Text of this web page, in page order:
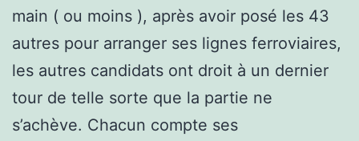
main ( ou moins ), après avoir posé les 43
autres pour arranger ses lignes ferroviaires,
les autres candidats ont droit à un dernier
tour de telle sorte que la partie ne
s’achève. Chacun compte ses